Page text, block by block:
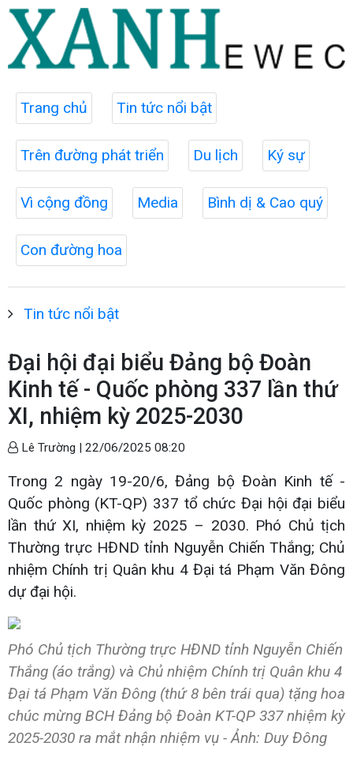
Trang chủ Tin tức nổi bật
Trên đường phát triển Du lịch Ký sự
Vì cộng đồng Media Bình dị & Cao quý
Con đường hoa
Tin tức nổi bật
Đại hội đại biểu Đảng bộ Đoàn
Kinh tế - Quốc phòng 337 lần thứ
XI, nhiệm kỳ 2025-2030
Lê Trường | 22/06/2025 08:20
Trong 2 ngày 19-20/6, Đảng bộ Đoàn Kinh tế -
Quốc phòng (KT-QP) 337 tổ chức Đại hội đại biểu
lần thứ XI, nhiệm kỳ 2025 – 2030. Phó Chủ tịch
Thường trực HĐND tỉnh Nguyễn Chiến Thắng; Chủ
nhiệm Chính trị Quân khu 4 Đại tá Phạm Văn Đông
dự đại hội.
Phó Chủ tịch Thường trực HĐND tỉnh Nguyễn Chiến
Thắng (áo trắng) và Chủ nhiệm Chính trị Quân khu 4
Đại tá Phạm Văn Đông (thứ 8 bên trái qua) tặng hoa
chúc mừng BCH Đảng bộ Đoàn KT-QP 337 nhiệm kỳ
2025-2030 ra mắt nhận nhiệm vụ - Ảnh: Duy Đông